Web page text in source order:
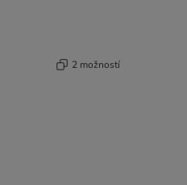
2 možností